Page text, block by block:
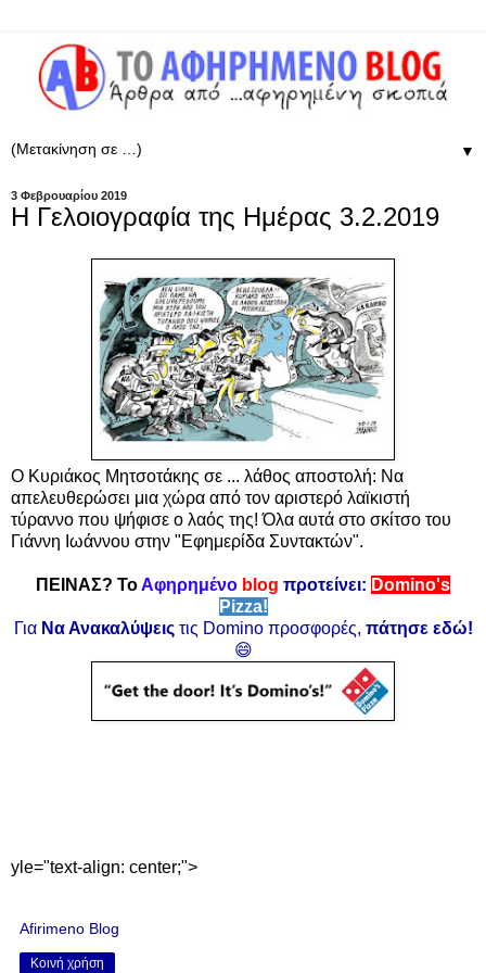
▼
3 Φεβρουαρίου 2019
Η Γελοιογραφία της Ημέρας 3.2.2019
Ο Κυριάκος Μητσοτάκης σε ... λάθος αποστολή: Να
απελευθερώσει μια χώρα από τον αριστερό λαϊκιστή
τύραννο που ψήφισε ο λαός της! Όλα αυτά στο σκίτσο του
Γιάννη Ιωάννου στην "Εφημερίδα Συντακτών".
ΠΕΙΝΑΣ? ΤοΑφηρημένο blog προτείνει: Domino's
Pizza!
Για Να Ανακαλύψειςτις Domino προσφορές, πάτησε εδώ!
😄
yle="text-align: center;">
Afirimeno Blog
Κοινή χρήση